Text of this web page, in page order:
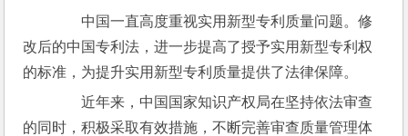
中国一直高度重视实用新型专利质量问题。修
改后的中国专利法，进一步提高了授予实用新型专利权
的标准，为提升实用新型专利质量提供了法律保障。
近年来，中国国家知识产权局在坚持依法审查
的同时，积极采取有效措施，不断完善审查质量管理体